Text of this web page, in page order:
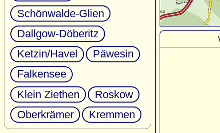
Schönwalde-Glien
Dallgow-Döberitz
Ketzin/Havel
Päwesin
Falkensee
Klein Ziethen
Roskow
Oberkrämer
Kremmen